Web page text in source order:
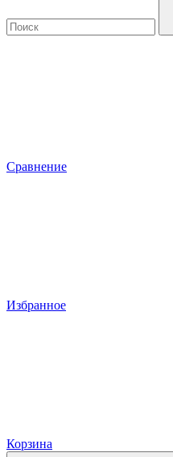
Сравнение
Избранное
Корзина